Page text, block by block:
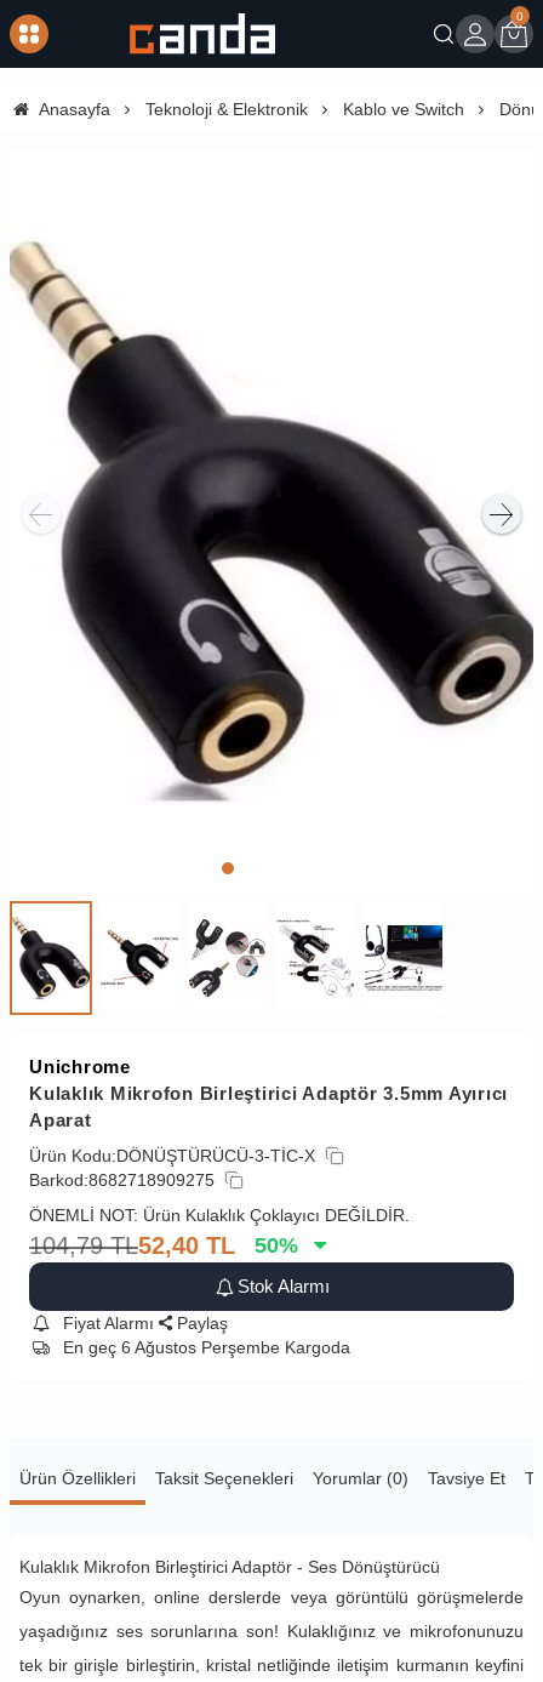
Giriş
0
Anasayfa Teknoloji & Elektronik Kablo ve Switch
Unichrome
Kulaklık Mikrofon Birleştirici Adaptör 3.5mm Ayırıcı
Aparat
Ürün Kodu:DÖNÜŞTÜRÜCÜ-3-TİC-X
Barkod:8682718909275
ÖNEMLİ NOT: Ürün Kulaklık Çoklayıcı DEĞİLDİR.
104,79 TL52,40 TL 50%
Stok Alarmı
Fiyat Alarmı
Paylaş
En geç 6 Ağustos Perşembe Kargoda
Ürün Özellikleri Taksit Seçenekleri Yorumlar (0) Tavsiye Et
Kulaklık Mikrofon Birleştirici Adaptör - Ses Dönüştürücü
Oyun oynarken, online derslerde veya görüntülü görüşmelerde
yaşadığınız ses sorunlarına son! Kulaklığınız ve mikrofonunuzu
tek bir girişle birleştirin, kristal netliğinde iletişim kurmanın keyfini